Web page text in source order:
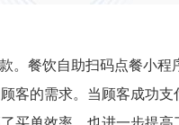
。餐饮自助扫码点餐小程
客的需求。当顾客成功支